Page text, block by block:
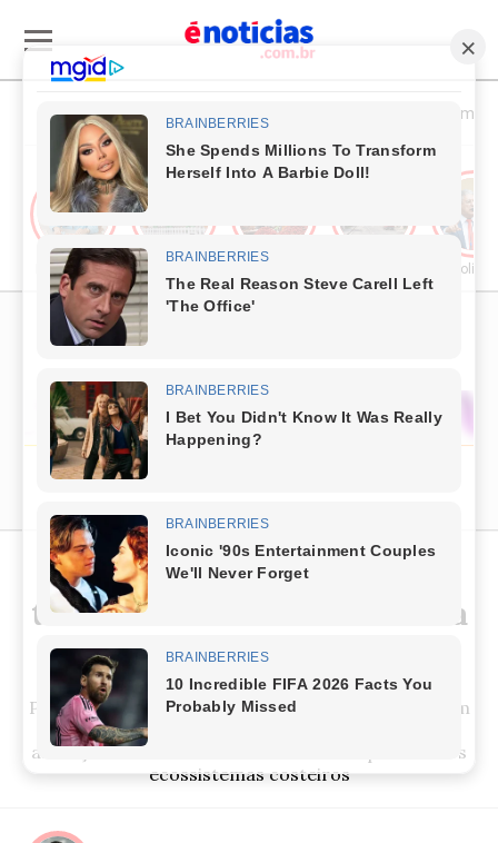
Esporte & Cultura Política & Economia
Publieditorial Política
Ação ambiental remove 1,2
tonelada de medusa invasora
da Baía de Todos-os-Santos
Prefeitura de Itaparica, Inema, Sema e UFBA atuam
para conter impactos da espécie invasora que
ameaça a biodiversidade marinha e o equilíbrio dos
ecossistemas costeiros